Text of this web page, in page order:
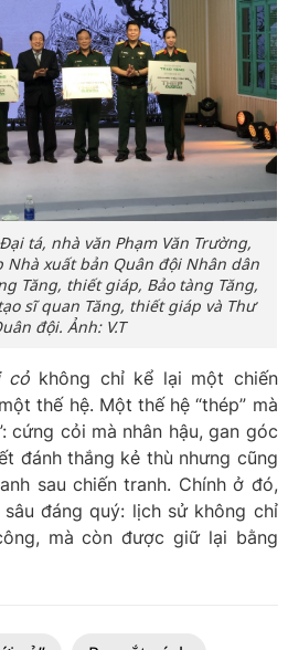
tá, nhà văn Phạm Văn Trường,
Nhà xuất bản Quân đội Nhân dân
Tăng, thiết giáp, Bảo tàng Tăng,
sĩ quan Tăng, thiết giáp và Thư
đội. Ảnh: V.T
cỏkhông chỉ kể lại một chiến
thế hệ. Một thế hệ “thép” mà
cứng cỏi mà nhân hậu, gan góc
đánh thắng kẻ thù nhưng cũng
sau chiến tranh. Chính ở đó,
đáng quý: lịch sử không chỉ
mà còn được giữ lại bằng